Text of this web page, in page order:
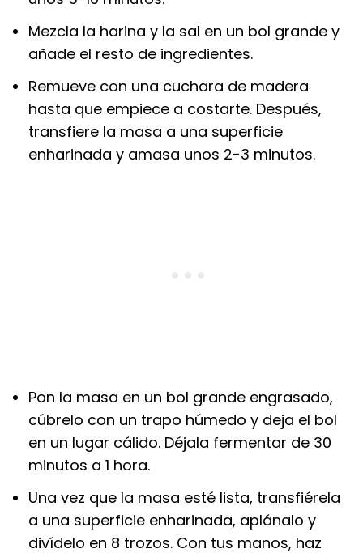
Mezcla la harina y la sal en un bol grande y
añade el resto de ingredientes.
Remueve con una cuchara de madera
hasta que empiece a costarte. Después,
transfiere la masa a una superficie
enharinada y amasa unos 2-3 minutos.
Pon la masa en un bol grande engrasado,
cúbrelo con un trapo húmedo y deja el bol
en un lugar cálido. Déjala fermentar de 30
minutos a 1 hora.
Una vez que la masa esté lista, transfiérela
a una superficie enharinada, aplánalo y
divídelo en 8 trozos. Con tus manos, haz